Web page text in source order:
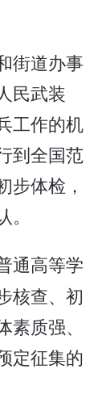
街道办事
民武装
工作的机
到全国范
步体检，
通高等学
核查、初
质强、
定征集的